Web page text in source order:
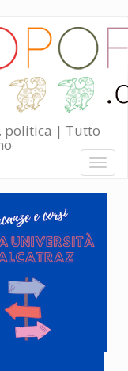
politica | Tutto
Toggle